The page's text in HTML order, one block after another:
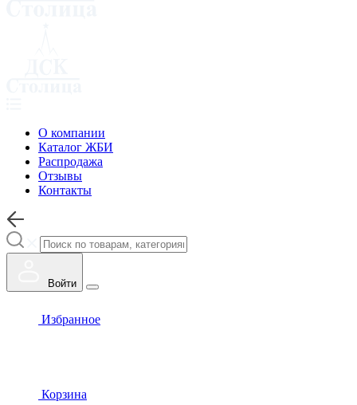
О компании
Каталог ЖБИ
Распродажа
Отзывы
Контакты
Войти
Избранное
Корзина